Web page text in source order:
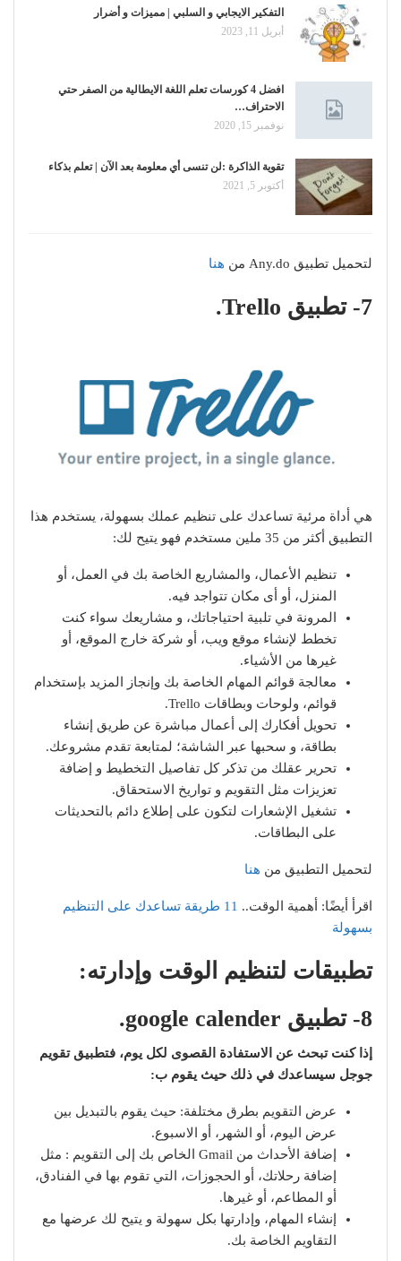
التفكير الايجابي و السلبي | مميزات و أضرار
أبريل 11, 2023
افضل 4 كورسات تعلم اللغة الايطالية من الصفر حتي
الاحتراف…
نوفمبر 15, 2020
تقوية الذاكرة :لن تنسى أي معلومة بعد الآن | تعلم بذكاء
أكتوبر 5, 2021
لتحميل تطبيق Any.do من هنا
7- تطبيق Trello.
هي أداة مرئية تساعدك على تنظيم عملك بسهولة، يستخدم هذا
التطبيق أكثر من 35 ملين مستخدم فهو يتيح لك:
تنظيم الأعمال، والمشاريع الخاصة بك في العمل، أو
المنزل، أو أى مكان تتواجد فيه.
المرونة في تلبية احتياجاتك، و مشاريعك سواء كنت
تخطط لإنشاء موقع ويب، أو شركة خارج الموقع، أو
غيرها من الأشياء.
معالجة قوائم المهام الخاصة بك وإنجاز المزيد بإستخدام
قوائم، ولوحات وبطاقات Trello.
تحويل أفكارك إلى أعمال مباشرة عن طريق إنشاء
بطاقة، و سحبها عبر الشاشة؛ لمتابعة تقدم مشروعك.
تحرير عقلك من تذكر كل تفاصيل التخطيط و إضافة
تعزيزات مثل التقويم و تواريخ الاستحقاق.
تشغيل الإشعارات لتكون على إطلاع دائم بالتحديثات
على البطاقات.
لتحميل التطبيق من هنا
اقرأ أيضًا: أهمية الوقت..
11 طريقة تساعدك على التنظيم
بسهولة
تطبيقات لتنظيم الوقت وإدارته:
8- تطبيق google calender.
إذا كنت تبحث عن الاستفادة القصوى لكل يوم، فتطبيق تقويم
جوجل سيساعدك في ذلك حيث يقوم ب:
عرض التقويم بطرق مختلفة: حيث يقوم بالتبديل بين
عرض اليوم، أو الشهر، أو الاسبوع.
إضافة الأحداث من Gmail الخاص بك إلى التقويم : مثل
إضافة رحلاتك، أو الحجوزات، التي تقوم بها في الفنادق،
أو المطاعم، أو غيرها.
إنشاء المهام، وإدارتها بكل سهولة و يتيح لك عرضها مع
التقاويم الخاصة بك.